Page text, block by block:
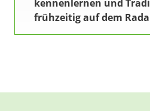
kennenlernen und
frühzeitig auf dem